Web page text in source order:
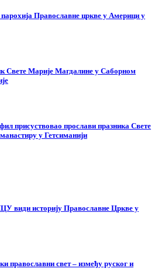
Православне цркве у Америци у
Свете Марије Магдалине у Саборном
присуствовао прослави празника Свете
у Гетсиманији
види историју Православне Цркве у
православни свет – између руског и